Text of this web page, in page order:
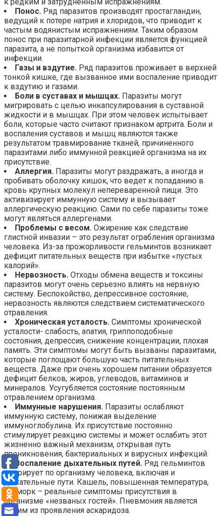
Понос. Ряд паразитов производят простагландин,
ведущий к потере натрия и хлоридов, что приводит к
частым водянистым испражнениям. Таким образом
понос при паразитарной инфекции является функцией
паразита, а не попыткой организма избавится от
инфекции.
Газы и вздутие. Ряд паразитов проживает в верхней
тонкой кишке, где вызванное ими воспаление приводит
к вздутию и газами.
Боли в суставах и мышцах. Паразиты могут
мигрировать с целью инкапсулирования в суставной
жидкости и в мышцах. При этом человек испытывает
боли, которые часто считают признаком артрита. Боли и
воспаления суставов и мышц являются также
результатом травмирование тканей, причиненного
паразитами либо иммунной реакцией организма на их
присутствие.
Аллергия. Паразиты могут раздражать, а иногда и
пробивать оболочку кишок, что ведет к попаданию в
кровь крупных молекул непереваренной пищи. Это
активизирует иммунную систему и вызывает
аллергическую реакцию. Сами по себе паразиты тоже
могут являться аллергенами.
Проблемы с весом. Ожирение как следствие
глистной инвазии – это результат ограбления организма
человека. Из-за прожорливости гельминтов возникает
дефицит питательных веществ при избытке «пустых
калорий».
Нервозность. Отходы обмена веществ и токсины
паразитов могут очень серьезно влиять на нервную
систему. Беспокойство, депрессивное состояние,
нервозность являются следствием систематического
отравления.
Хроническая усталость. Симптомы хронической
усталости- слабость, апатия, гриппоподобные
состояния, депрессия, снижение концентрации, плохая
память. Эти симптомы могут быть вызваны паразитами,
которые поглощают большую часть питательных
веществ. Даже при очень хорошем питании образуется
дефицит белков, жиров, углеводов, витаминов и
минералов. Усугубляется состояние постоянным
отравлением организма.
Иммунные нарушения. Паразиты ослабляют
иммунную систему, понижая выделение
иммуноглобулина. Их присутствие постоянно
стимулирует реакцию системы и может ослабить этот
жизненно важный механизм, открывая путь
проникновения, бактериальных и вирусных инфекций.
Воспаление дыхательных путей. Ряд гельминтов
мигрирует по организму человека, включая и
дыхательные пути. Кашель, повышенная температура,
насморк – реальные симптомы присутствия в
организме «незваных гостей». Пневмония является
одним из проявления аскаридоза.